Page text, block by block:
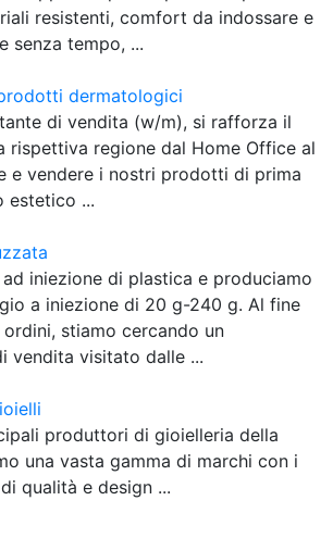
resistenti, comfort da indossare e
senza tempo, ...
dermatologici
di vendita (w/m), si rafforza il
rispettiva regione dal Home Office al
e vendere i nostri prodotti di prima
estetico ...
iniezione di plastica e produciamo
a iniezione di 20 g-240 g. Al fine
stiamo cercando un
vendita visitato dalle ...
produttori di gioielleria della
una vasta gamma di marchi con i
qualità e design ...